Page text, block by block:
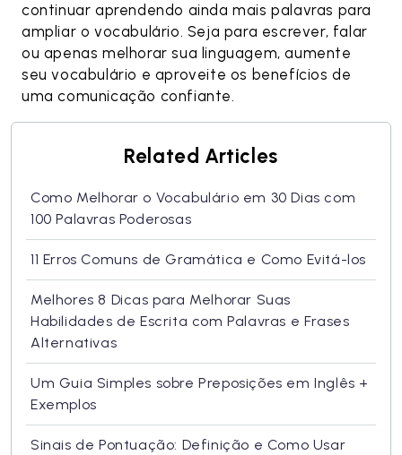
continuar aprendendo ainda mais palavras para
ampliar o vocabulário. Seja para escrever, falar
ou apenas melhorar sua linguagem, aumente
seu vocabulário e aproveite os benefícios de
uma comunicação confiante.
Related Articles
Como Melhorar o Vocabulário em 30 Dias com
100 Palavras Poderosas
11 Erros Comuns de Gramática e Como Evitá-los
Melhores 8 Dicas para Melhorar Suas
Habilidades de Escrita com Palavras e Frases
Alternativas
Um Guia Simples sobre Preposições em Inglês +
Exemplos
Sinais de Pontuação: Definição e Como Usar